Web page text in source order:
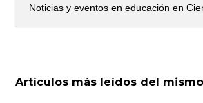
Noticias y eventos en educación en
Artículos más leídos del